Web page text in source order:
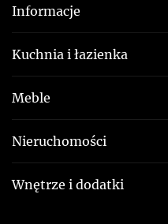
Informacje
Kuchnia i łazienka
Meble
Nieruchomości
Wnętrze i dodatki